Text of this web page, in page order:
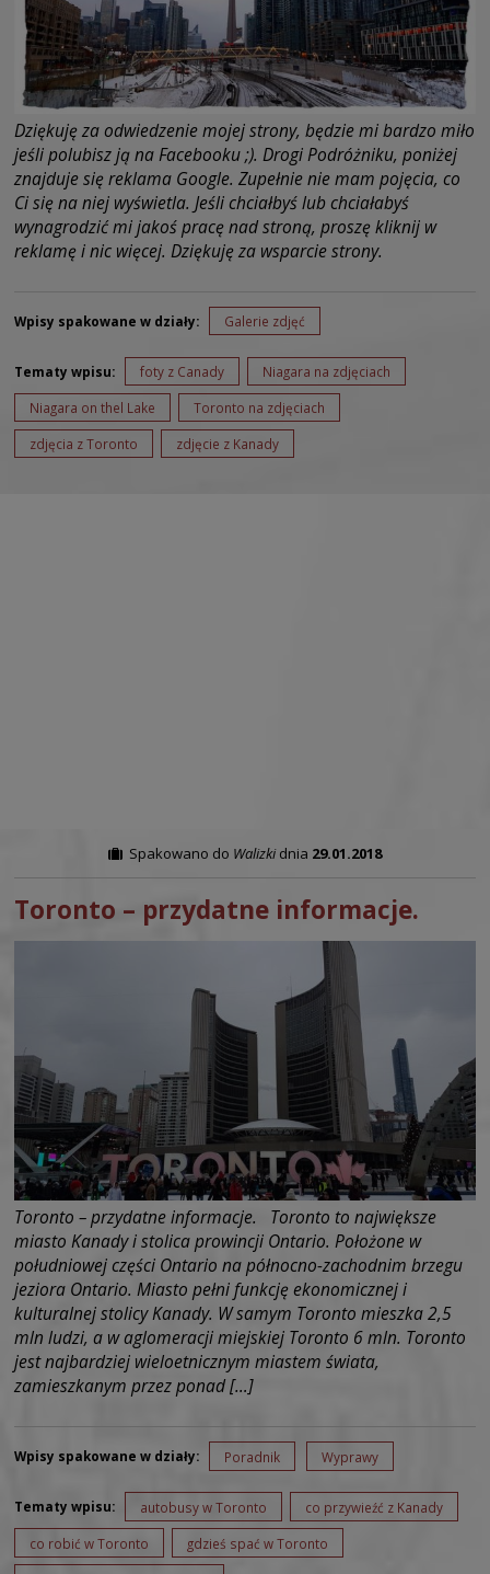
Dziękuję za odwiedzenie mojej strony, będzie mi bardzo miło
jeśli polubisz ją na Facebooku ;). Drogi Podróżniku, poniżej
znajduje się reklama Google. Zupełnie nie mam pojęcia, co
Ci się na niej wyświetla. Jeśli chciałbyś lub chciałabyś
wynagrodzić mi jakoś pracę nad stroną, proszę kliknij w
reklamę i nic więcej. Dziękuję za wsparcie strony.
Wpisy spakowane w działy: Galerie zdjęć
Tematy wpisu: foty z Canady Niagara na zdjęciach
Niagara on thel Lake Toronto na zdjęciach
zdjęcia z Toronto zdjęcie z Kanady
Spakowano do Walizkidnia 29.01.2018
Toronto – przydatne informacje.
Toronto – przydatne informacje. Toronto to największe
miasto Kanady i stolica prowincji Ontario. Położone w
południowej części Ontario na północno-zachodnim brzegu
jeziora Ontario. Miasto pełni funkcję ekonomicznej i
kulturalnej stolicy Kanady. W samym Toronto mieszka 2,5
mln ludzi, a w aglomeracji miejskiej Toronto 6 mln. Toronto
jest najbardziej wieloetnicznym miastem świata,
zamieszkanym przez ponad […]
Wpisy spakowane w działy: Poradnik Wyprawy
Tematy wpisu: autobusy w Toronto co przywieźć z Kanady
co robić w Toronto gdzieś spać w Toronto